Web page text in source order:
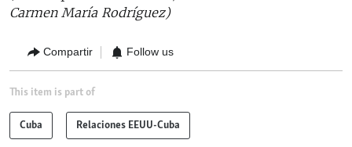
Carmen María Rodríguez)
Compartir Follow us
This item is part of
Cuba Relaciones EEUU-Cuba